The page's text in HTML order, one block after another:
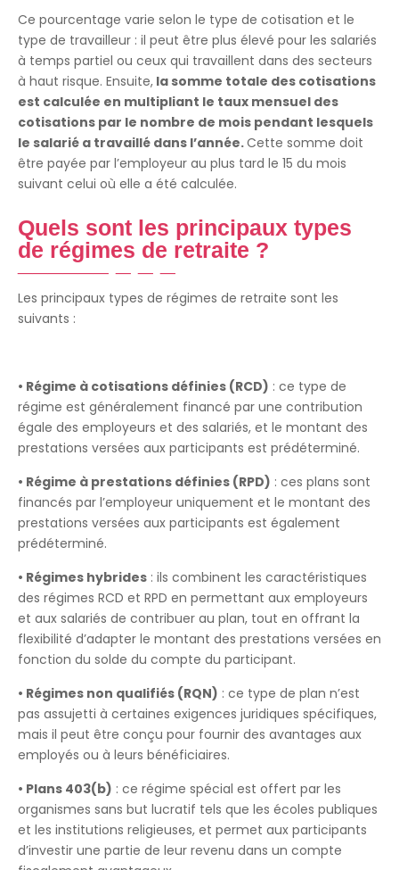
Ce pourcentage varie selon le type de cotisation et le
type de travailleur : il peut être plus élevé pour les salariés
à temps partiel ou ceux qui travaillent dans des secteurs
à haut risque. Ensuite, la somme totale des cotisations
est calculée en multipliant le taux mensuel des
cotisations par le nombre de mois pendant lesquels
le salarié a travaillé dans l’année.Cette somme doit
être payée par l’employeur au plus tard le 15 du mois
suivant celui où elle a été calculée.
Quels sont les principaux types
de régimes de retraite ?
Les principaux types de régimes de retraite sont les
suivants :
• Régime à cotisations définies (RCD) : ce type de
régime est généralement financé par une contribution
égale des employeurs et des salariés, et le montant des
prestations versées aux participants est prédéterminé.
• Régime à prestations définies (RPD) : ces plans sont
financés par l’employeur uniquement et le montant des
prestations versées aux participants est également
prédéterminé.
• Régimes hybrides : ils combinent les caractéristiques
des régimes RCD et RPD en permettant aux employeurs
et aux salariés de contribuer au plan, tout en offrant la
flexibilité d’adapter le montant des prestations versées en
fonction du solde du compte du participant.
• Régimes non qualifiés (RQN) : ce type de plan n’est
pas assujetti à certaines exigences juridiques spécifiques,
mais il peut être conçu pour fournir des avantages aux
employés ou à leurs bénéficiaires.
• Plans 403(b) : ce régime spécial est offert par les
organismes sans but lucratif tels que les écoles publiques
et les institutions religieuses, et permet aux participants
d’investir une partie de leur revenu dans un compte